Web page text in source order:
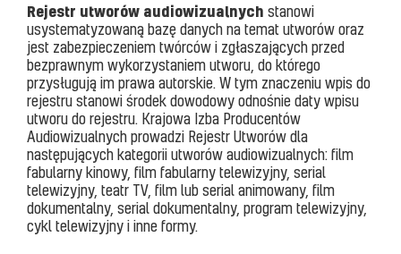
Rejestr utworów audiowizualnych stanowi
usystematyzowaną bazę danych na temat utworów oraz
jest zabezpieczeniem twórców i zgłaszających przed
bezprawnym wykorzystaniem utworu, do którego
przysługują im prawa autorskie. W tym znaczeniu wpis do
rejestru stanowi środek dowodowy odnośnie daty wpisu
utworu do rejestru. Krajowa Izba Producentów
Audiowizualnych prowadzi Rejestr Utworów dla
następujących kategorii utworów audiowizualnych: film
fabularny kinowy, film fabularny telewizyjny, serial
telewizyjny, teatr TV, film lub serial animowany, film
dokumentalny, serial dokumentalny, program telewizyjny,
cykl telewizyjny i inne formy.